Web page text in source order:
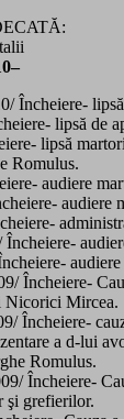
Încheiere-
lipsă de
lipsă
Romulus.
audiere
audiere
Încheiere-
Nicorici Mircea.
Încheiere-
a d-lui
Romulus.
Încheiere-
şi grefierilor.